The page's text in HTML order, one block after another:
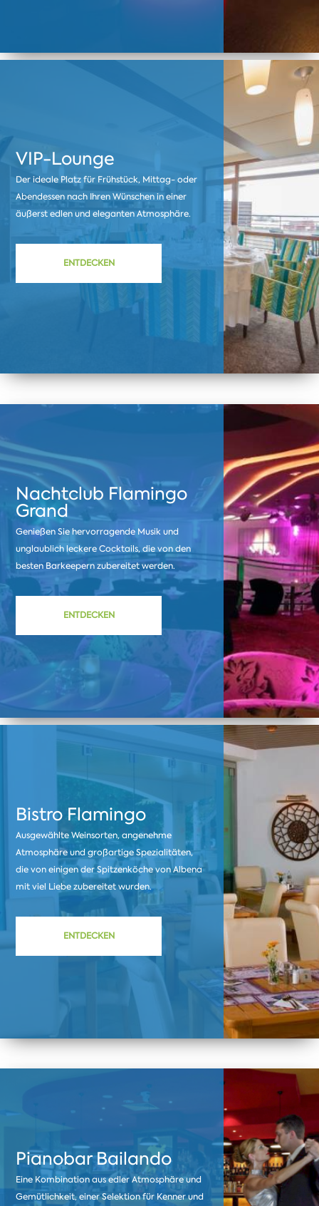
VIP-Lounge
Der ideale Platz für Frühstück, Mittag- oder
Abendessen nach Ihren Wünschen in einer
äußerst edlen und eleganten Atmosphäre.
ENTDECKEN
Nachtclub Flamingo
Grand
Genießen Sie hervorragende Musik und
unglaublich leckere Cocktails, die von den
besten Barkeepern zubereitet werden.
ENTDECKEN
Bistro Flamingo
Ausgewählte Weinsorten, angenehme
Atmosphäre und großartige Spezialitäten,
die von einigen der Spitzenköche von Albena
mit viel Liebe zubereitet wurden.
ENTDECKEN
Pianobar Bailando
Eine Kombination aus edler Atmosphäre und
Gemütlichkeit, einer Selektion für Kenner und